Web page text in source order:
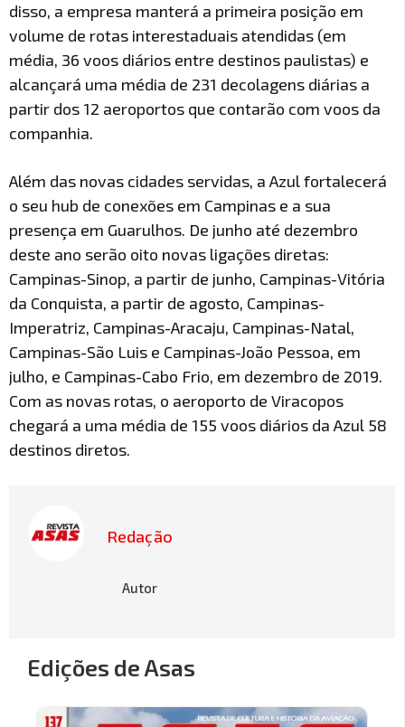
disso, a empresa manterá a primeira posição em
volume de rotas interestaduais atendidas (em
média, 36 voos diários entre destinos paulistas) e
alcançará uma média de 231 decolagens diárias a
partir dos 12 aeroportos que contarão com voos da
companhia.
Além das novas cidades servidas, a Azul fortalecerá
o seu hub de conexões em Campinas e a sua
presença em Guarulhos. De junho até dezembro
deste ano serão oito novas ligações diretas:
Campinas-Sinop, a partir de junho, Campinas-Vitória
da Conquista, a partir de agosto, Campinas-
Imperatriz, Campinas-Aracaju, Campinas-Natal,
Campinas-São Luis e Campinas-João Pessoa, em
julho, e Campinas-Cabo Frio, em dezembro de 2019.
Com as novas rotas, o aeroporto de Viracopos
chegará a uma média de 155 voos diários da Azul 58
destinos diretos.
Redação
Autor
Edições de Asas